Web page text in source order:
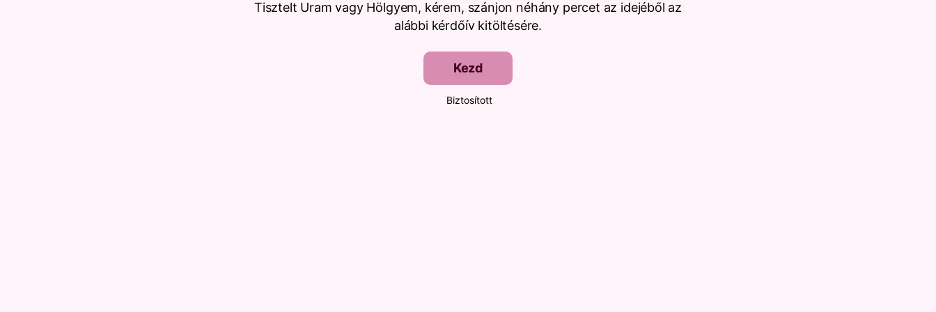
Tisztelt Uram vagy Hölgyem, kérem, szánjon néhány percet az idejéből az
alábbi kérdőív kitöltésére.
Kezd
Biztosított